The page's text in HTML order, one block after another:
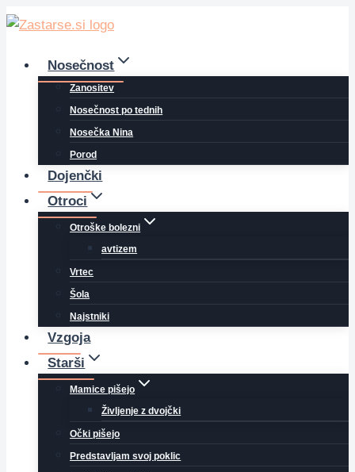
Skip
contentNosečnost
Zanositev
Nosečnost po tednih
Nosečka Nina
Porod
Dojenčki
Otroci
Otroške bolezni
avtizem
Vrtec
Šola
Najstniki
Vzgoja
Starši
Mamice pišejo
Življenje z dvojčki
Očki pišejo
Predstavljam svoj poklic